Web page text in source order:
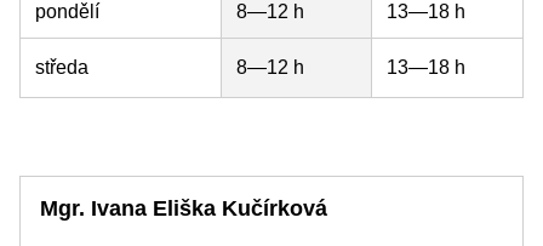
pondělí 8—12 h 13—18 h
středa 8—12 h 13—18 h
Mgr. Ivana Eliška Kučírková